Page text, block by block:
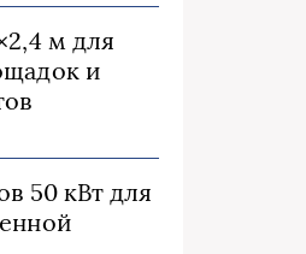
м для
и
50 кВт для